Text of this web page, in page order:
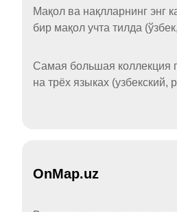
Мақол ва нақлларнинг энг
бир мақол учта тилда
Самая большая коллекция
на трёх языках (узбекский,
OnMap.uz